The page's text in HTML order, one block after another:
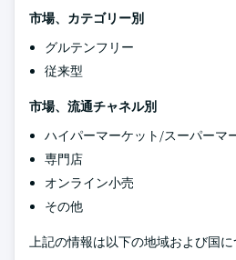
市場、カテゴリー別
グルテンフリー
従来型
市場、流通チャネル別
ハイパーマーケット/スーパーマ
専門店
オンライン小売
その他
上記の情報は以下の地域および国